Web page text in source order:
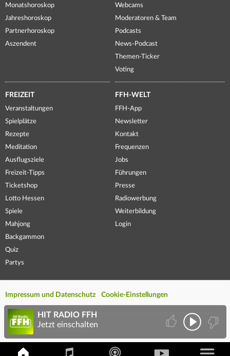
Monatshoroskop
Jahreshoroskop
Partnerhoroskop
Aszendent
Webcams
Moderatoren & Team
Podcasts
News-Podcast
Themen-Ticker
Voting
FREIZEIT
Veranstaltungen
Spielplätze
Rezepte
Meditation
Ausflugsziele
Freizeit-Tipps
Ticketshop
Lotto Hessen
Spiele
Mahjong
Backgammon
Quiz
Partys
FFH-WELT
FFH-App
Newsletter
Kontakt
Frequenzen
Jobs
Führungen
Presse
Radiowerbung
Weiterbildung
Login
Impressum und Datenschutz Cookie-Einstellungen
HIT RADIO FFH
Jetzt einschalten